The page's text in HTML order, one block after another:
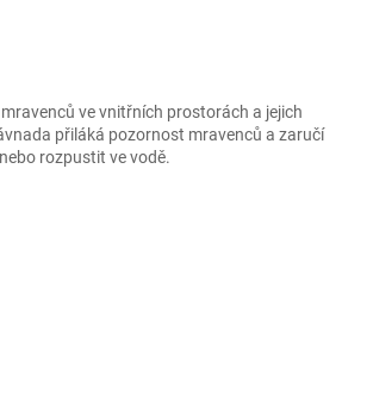
ve vnitřních prostorách a jejich
přiláká pozornost mravenců a zaručí
rozpustit ve vodě.